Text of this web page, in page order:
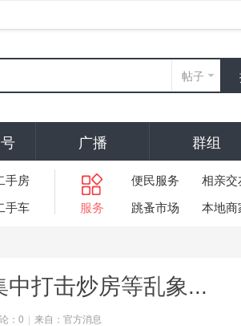
帖子
广播 群组
手房
手车 服务
便民服务
相亲交
跳蚤市场
本地商
打击炒房等乱象...
：0 | 来自： 官方消息